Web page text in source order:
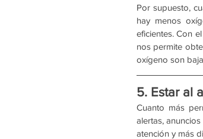
Por supuesto,
hay menos
eficientes. Con
nos permite
oxígeno son
5. Estar al
Cuanto más
alertas,
atención y más